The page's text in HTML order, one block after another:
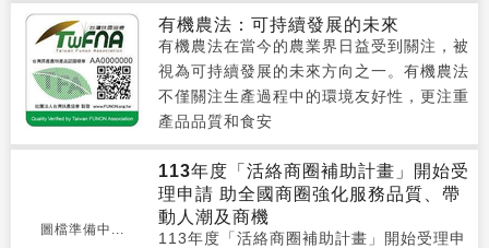
有機農法：可持續發展的未來
有機農法在當今的農業界日益受到關注，被
視為可持續發展的未來方向之一。有機農法
不僅關注生產過程中的環境友好性，更注重
產品品質和食安
圖檔準備中...
113年度「活絡商圈補助計畫」開始受
理申請 助全國商圈強化服務品質、帶
動人潮及商機
113年度「活絡商圈補助計畫」開始受理申